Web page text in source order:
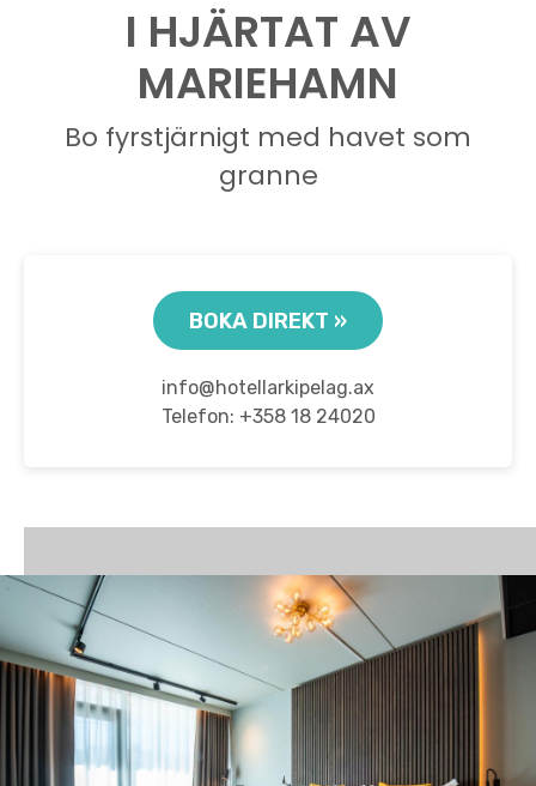
I HJÄRTAT AV
MARIEHAMN
Bo fyrstjärnigt med havet som
granne
BOKA DIREKT »
info@hotellarkipelag.ax
Telefon: +358 18 24020